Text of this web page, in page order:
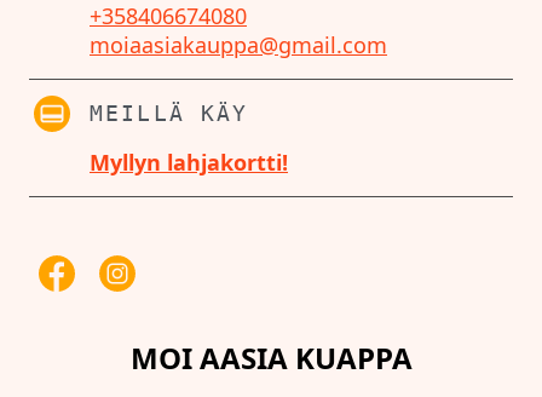
+358406674080
moiaasiakauppa@gmail.com
MEILLÄ KÄY
Myllyn lahjakortti!
MOI AASIA KUAPPA